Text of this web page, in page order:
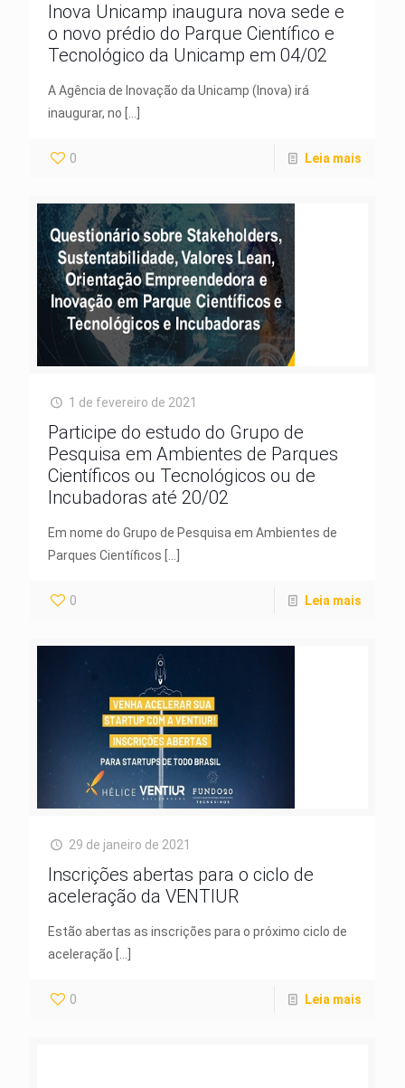
Inova Unicamp inaugura nova sede e
o novo prédio do Parque Científico e
Tecnológico da Unicamp em 04/02
A Agência de Inovação da Unicamp (Inova) irá
inaugurar, no
0 Leia mais
1 de fevereiro de 2021
Participe do estudo do Grupo de
Pesquisa em Ambientes de Parques
Científicos ou Tecnológicos ou de
Incubadoras até 20/02
Em nome do Grupo de Pesquisa em Ambientes de
Parques Científicos
0 Leia mais
29 de janeiro de 2021
Inscrições abertas para o ciclo de
aceleração da VENTIUR
Estão abertas as inscrições para o próximo ciclo de
aceleração
0 Leia mais